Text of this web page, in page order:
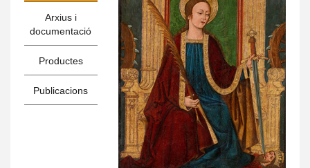
Arxius i
documentació
Productes
Publicacions